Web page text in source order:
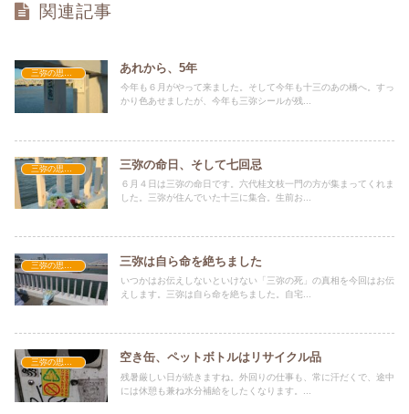
関連記事
あれから、5年
今年も６月がやって来ました。そして今年も十三のあの橋へ。すっ
かり色あせましたが、今年も三弥シールが残...
三弥の思い出 三弥の命日、そして七回忌
６月４日は三弥の命日です。六代桂文枝一門の方が集まってくれま
した。三弥が住んでいた十三に集合。生前お...
三弥は自ら命を絶ちました
いつかはお伝えしないといけない「三弥の死」の真相を今回はお伝
えします。三弥は自ら命を絶ちました。自宅...
空き缶、ペットボトルはリサイクル品
残暑厳しい日が続きますね。外回りの仕事も、常に汗だくで、途中
には休憩も兼ね水分補給をしたくなります。...